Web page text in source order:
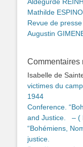
Mathilde
Revue de presse
Augustin
Commentaires
Isabelle de
victimes du
1944
Conference.
and Justice. – (
“Bohémiens,
justice.